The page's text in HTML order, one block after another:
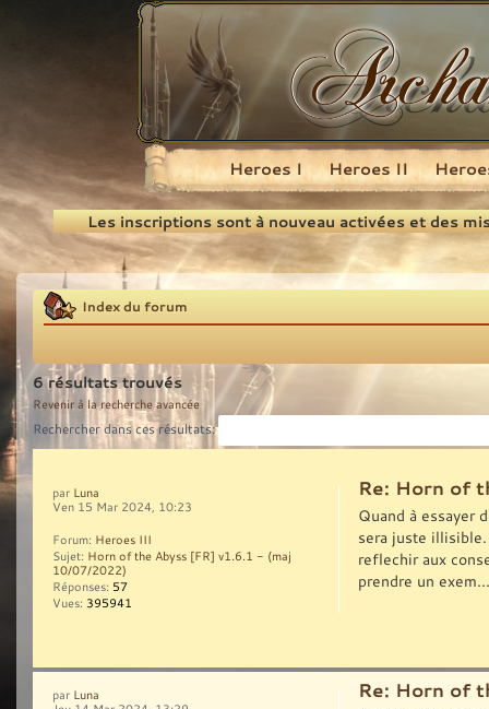
Recherche
Heroes I Heroes II
Les inscriptions sont à nouveau activées et des
Index du forum
6 résultats trouvés
Revenir à la recherche avancée
Rechercher dans ces résultats:
Re: Horn of
Quand à essayer
sera juste
reflechir aux
prendre un exem...
par Luna
Ven 15 Mar 2024, 10:23
Forum: Heroes III
Sujet: Horn of the Abyss [FR] v1.6.1 - (maj
10/07/2022)
Réponses: 57
Vues: 395941
Re: Horn of
par Luna